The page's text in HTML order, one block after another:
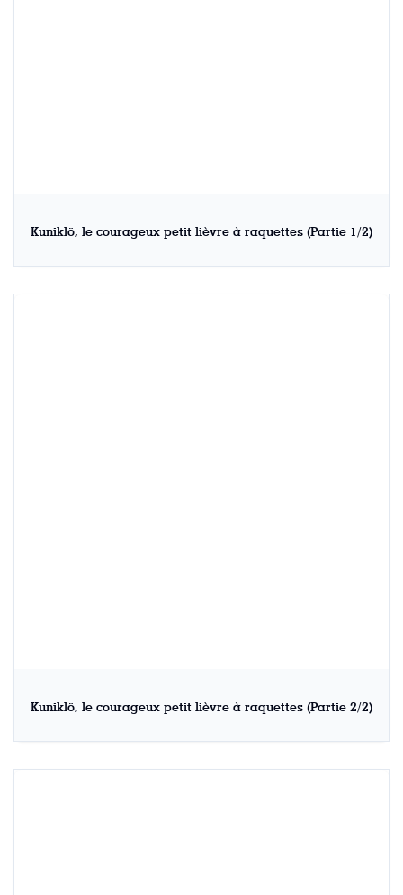
Kuniklö, le courageux petit lièvre à raquettes (Partie 1/2)
Kuniklö, le courageux petit lièvre à raquettes (Partie 2/2)